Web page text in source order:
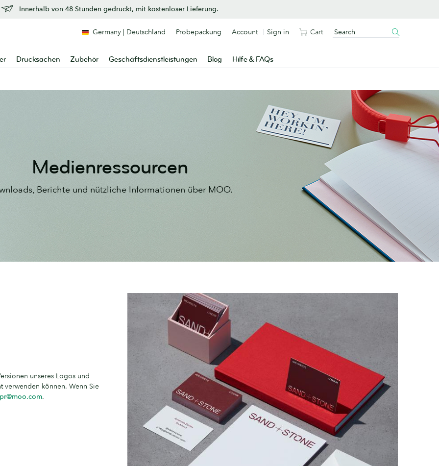
Innerhalb von 48 Stunden gedruckt, mit kostenloser Lieferung.
Drucksachen Zubehör Geschäftsdienstleistungen Blog Hilfe & FAQs
Germany | Deutschland Probepackung Account Sign in Cart
Medienressourcen
Berichte und nützliche Informationen über MOO.
unseres Logos und
verwenden können. Wenn Sie
pr@moo.com.